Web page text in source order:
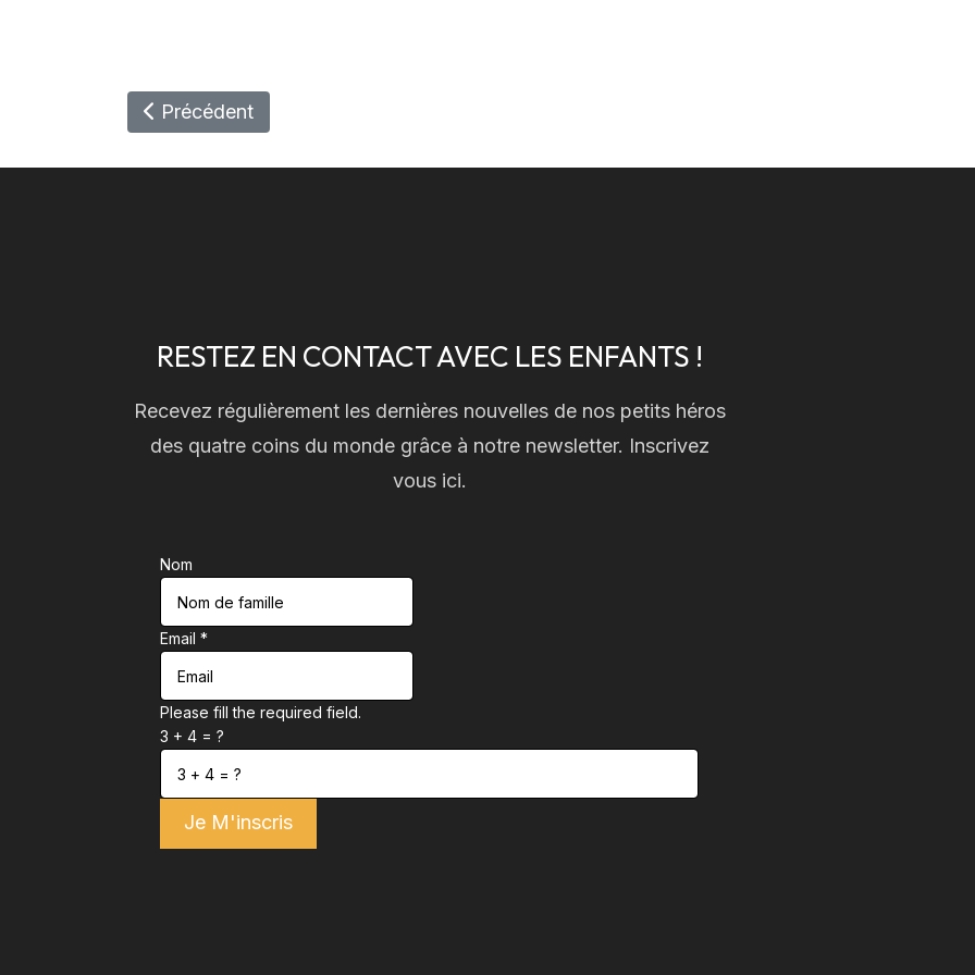
Article Précédent : FRANKLYN, AU CŒUR DES CHEMINS DE LA SOLIDARITÉ !
Précédent
RESTEZ EN CONTACT AVEC LES ENFANTS !
Recevez régulièrement les dernières nouvelles de nos petits héros
des quatre coins du monde grâce à notre newsletter. Inscrivez
vous ici.
Nom
Email *
Please fill the required field.
3 + 4 = ?
Je M'inscris